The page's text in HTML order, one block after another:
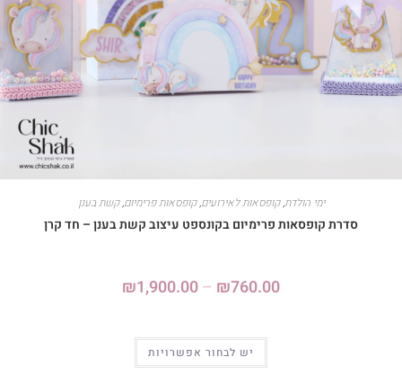
ימי הולדת,קופסאות לאירועים,קופסאות פרימיום,קשת בענן
סדרת קופסאות פרימיום בקונספט עיצוב קשת בענן – חד קרן
₪760.00
–
₪1,900.00
יש לבחור אפשרויות